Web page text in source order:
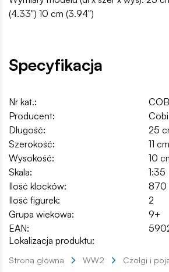
(4.33") 10 cm (3.94")
Specyfikacja
Nr kat.:
Producent:
Długość:
25
Szerokość:
11
Wysokość:
10
Skala:
1:35
Ilość klocków:
870
Ilość figurek:
2
Grupa wiekowa:
9+
EAN:
Lokalizacja produktu:
Strona główna WW2 Czołgi i